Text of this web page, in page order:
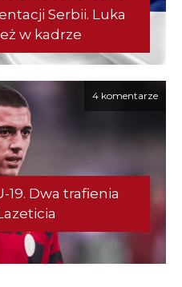
Serbii. Luka
w kadrze
4 komentarze
19. Dwa trafienia